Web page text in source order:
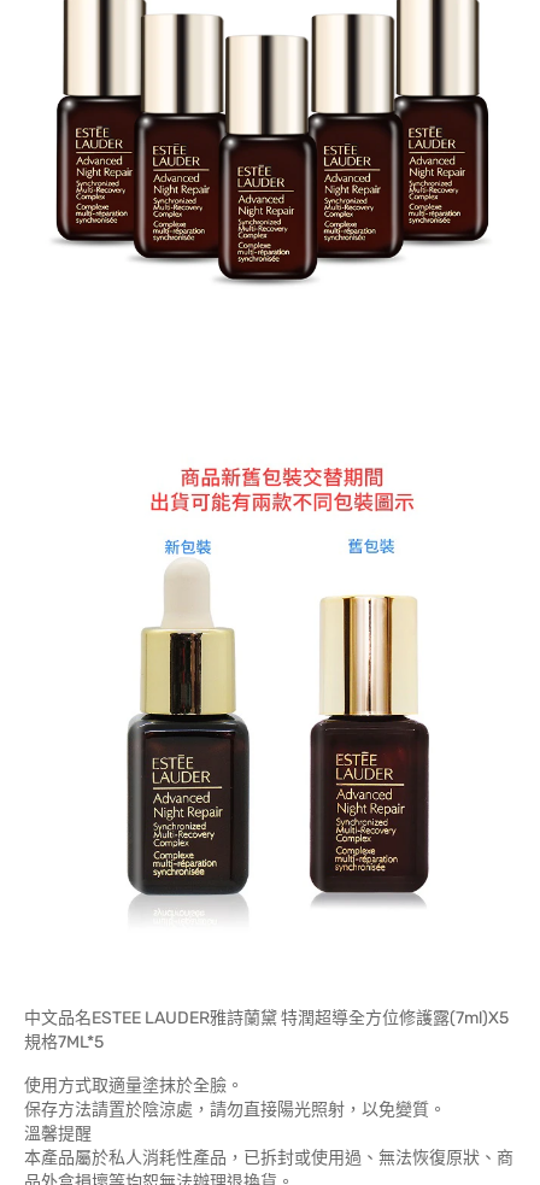
中文品名ESTEE LAUDER雅詩蘭黛 特潤超導全方位修護露(7ml)X5
規格7ML*5
使用方式取適量塗抹於全臉。
保存方法請置於陰涼處，請勿直接陽光照射，以免變質。
溫馨提醒
本產品屬於私人消耗性產品，已拆封或使用過、無法恢復原狀、商